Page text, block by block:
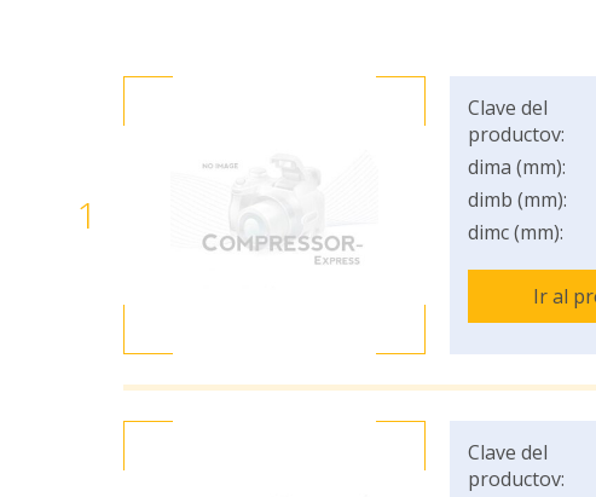
1
Clave del
productov:
dima (mm):
dimb (mm):
dimc (mm):
Ir al
Clave del
productov: